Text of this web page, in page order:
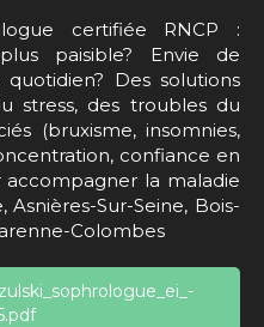
certifiée RNCP :
paisible? Envie de
Des solutions
stress, des troubles du
(bruxisme, insomnies,
confiance en
accompagner la maladie
Sur-Seine, Bois-
Colombes